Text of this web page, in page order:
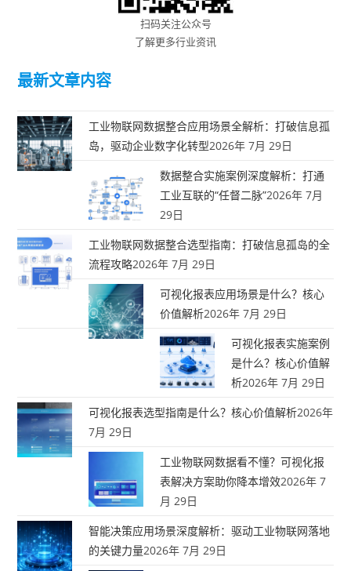
扫码关注公众号
了解更多行业资讯
最新文章内容
工业物联网数据整合应用场景全解析：打破信息孤
岛，驱动企业数字化转型2026年 7月 29日
数据整合实施案例深度解析：打通
工业互联的“任督二脉”2026年 7月
29日
工业物联网数据整合选型指南：打破信息孤岛的全
流程攻略2026年 7月 29日
可视化报表应用场景是什么？核心
价值解析2026年 7月 29日
可视化报表实施案例
是什么？核心价值解
析2026年 7月 29日
可视化报表选型指南是什么？核心价值解析2026年
7月 29日
工业物联网数据看不懂？可视化报
表解决方案助你降本增效2026年 7
月 29日
智能决策应用场景深度解析：驱动工业物联网落地
的关键力量2026年 7月 29日